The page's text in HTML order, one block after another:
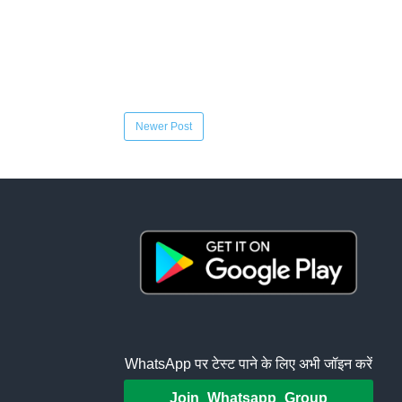
Newer Post
WhatsApp पर टेस्ट पाने के लिए अभी जॉइन करें
Join Whatsapp Group